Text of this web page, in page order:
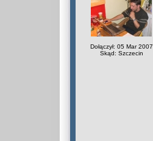
Dołączył: 05 Mar 2007
Skąd: Szczecin